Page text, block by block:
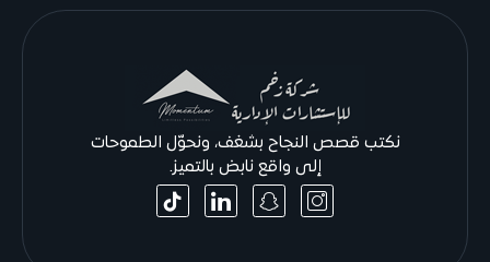
نكتب قصص النجاح بشغف، ونحوّل الطموحات
إلى واقع نابض بالتميز.